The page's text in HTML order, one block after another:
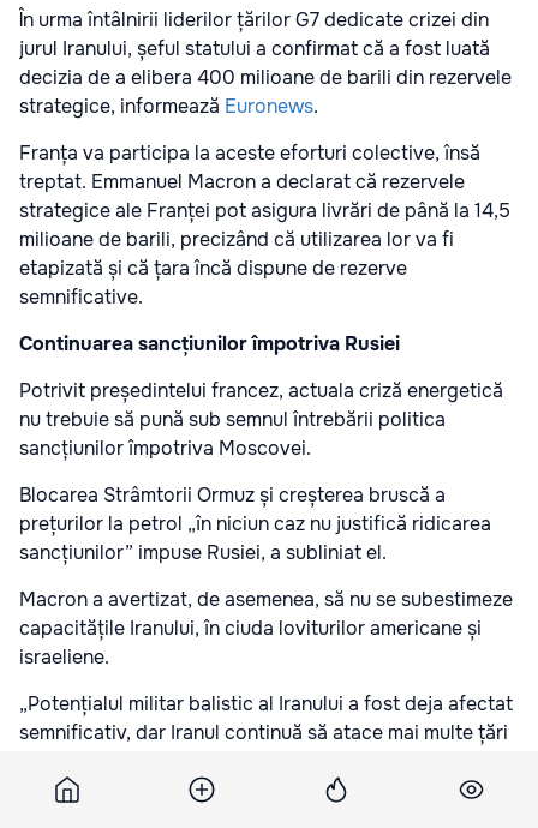
În urma întâlnirii liderilor țărilor G7 dedicate crizei din
jurul Iranului, șeful statului a confirmat că a fost luată
decizia de a elibera 400 milioane de barili din rezervele
strategice, informează Euronews.
Franța va participa la aceste eforturi colective, însă
treptat. Emmanuel Macron a declarat că rezervele
strategice ale Franței pot asigura livrări de până la 14,5
milioane de barili, precizând că utilizarea lor va fi
etapizată și că țara încă dispune de rezerve
semnificative.
Continuarea sancțiunilor împotriva Rusiei
Potrivit președintelui francez, actuala criză energetică
nu trebuie să pună sub semnul întrebării politica
sancțiunilor împotriva Moscovei.
Blocarea Strâmtorii Ormuz și creșterea bruscă a
prețurilor la petrol „în niciun caz nu justifică ridicarea
sancțiunilor” impuse Rusiei, a subliniat el.
Macron a avertizat, de asemenea, să nu se subestimeze
capacitățile Iranului, în ciuda loviturilor americane și
israeliene.
„Potențialul militar balistic al Iranului a fost deja afectat
semnificativ, dar Iranul continuă să atace mai multe țări
zero”, a declarat el.